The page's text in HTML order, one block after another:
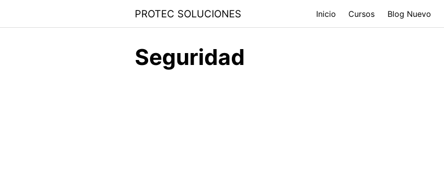
PROTEC SOLUCIONES Inicio Cursos Blog Nuevo
Seguridad